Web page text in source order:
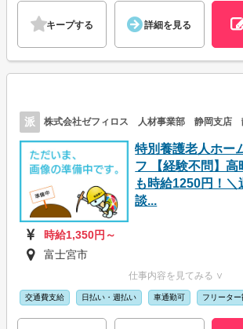
キープする 詳細を見る
派 株式会社ゼフィロス 人材事業部 静岡支店
特別養護老人ホー
フ 【経験不問】高
も時給1250円！＼
談...
時給1,350円～
富士宮市
仕事内容を見てみる ∨
交通費支給 日払い・週払い 車通勤可 フリーター